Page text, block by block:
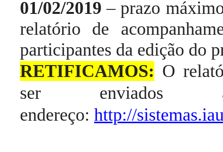
01/02/2019 – prazo
relatório de
participantes da edição do
RETIFICAMOS: O
ser enviados
endereço: http://